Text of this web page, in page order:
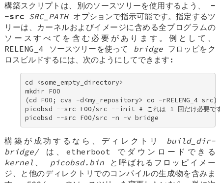
構築スクリプトは、別のソースツリーを使用するよう、 -
-src SRC_PATHオプションで指示可能です。指定するツ
リーは、カーネルおよびイメージに含める全プログラムの
ソースすべてを含む必要があります。例として、
RELENG_4 ソースツリーを使って bridgeフロッピをク
ロスビルドするには、次のようにしてできます:
cd <some_empty_directory>
mkdir FOO
(cd FOO; cvs -d<my_repository> co -rRELENG_4
picobsd --src FOO/src --init # これは 1 回だけ必要で
picobsd --src FOO/src -n -v bridge
構築が成功するなら、ディレクトリ build_dir-
bridge/は、etherboot でダウンロードできる
kernel 、 picobsd.binと呼ばれるフロッピイメー
ジ、と他のディレクトリでのコンパイルの生成物を含みま